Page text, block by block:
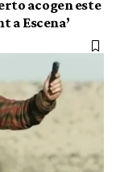
acogen este
a Escena’